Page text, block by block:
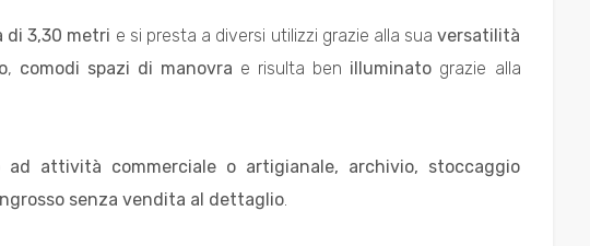
di 3,30 metri e si presta a diversi utilizzi grazie alla suaversatilità
, comodi spazi di manovra e risulta ben illuminato grazie alla
attività commerciale o artigianale, archivio, stoccaggio
senza vendita al dettaglio